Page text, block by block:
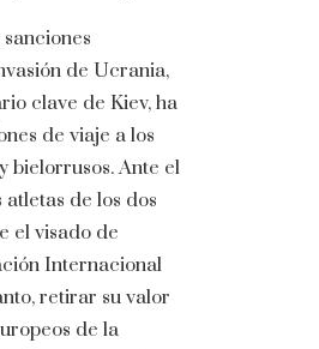
de Ucrania,
clave de Kiev, ha
de viaje a los
bielorrusos. Ante el
de los dos
el visado de
Internacional
retirar su valor
de la